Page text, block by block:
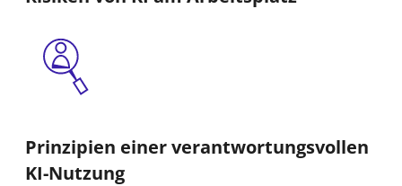
Prinzipien einer verantwortungsvollen
KI-Nutzung